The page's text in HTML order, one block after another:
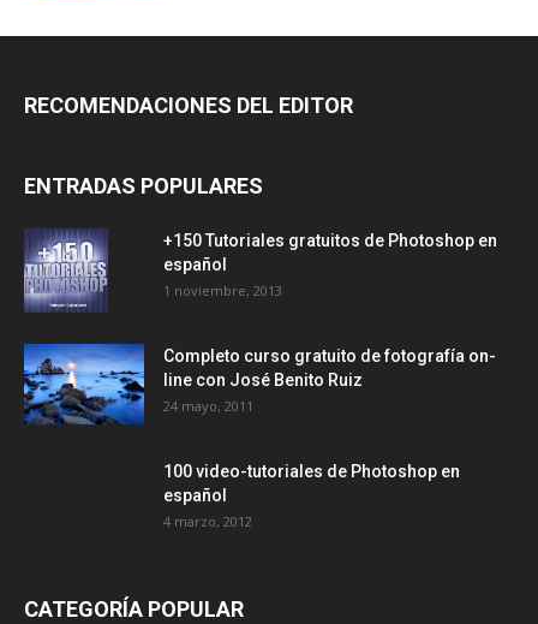
RECOMENDACIONES DEL EDITOR
ENTRADAS POPULARES
+150 Tutoriales gratuitos de Photoshop en
español
1 noviembre, 2013
Completo curso gratuito de fotografía on-
line con José Benito Ruiz
24 mayo, 2011
100 video-tutoriales de Photoshop en
español
4 marzo, 2012
CATEGORÍA POPULAR